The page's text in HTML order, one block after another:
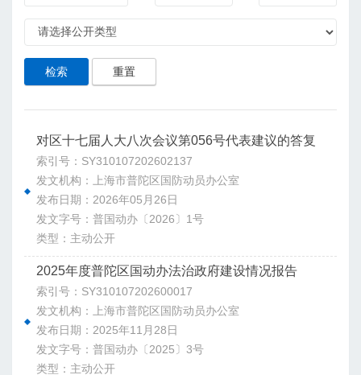
检索 重置
对区十七届人大八次会议第056号代表建议的答复
索引号：SY310107202602137
发文机构：上海市普陀区国防动员办公室
发布日期：2026年05月26日
发文字号：普国动办〔2026〕1号
类型：主动公开
2025年度普陀区国动办法治政府建设情况报告
索引号：SY310107202600017
发文机构：上海市普陀区国防动员办公室
发布日期：2025年11月28日
发文字号：普国动办〔2025〕3号
类型：主动公开